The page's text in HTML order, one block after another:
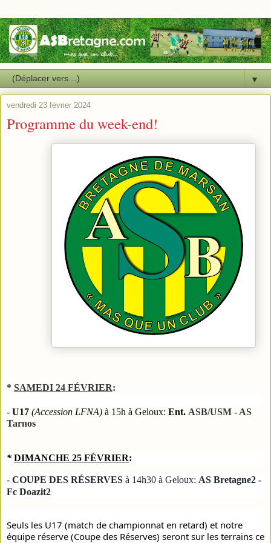
▼
vendredi 23 février 2024
Programme du week-end!
* SAMEDI 24 FÉVRIER:
- U17 (Accession LFNA) à 15h à Geloux: Ent. ASB/USM - AS
Tarnos
* DIMANCHE 25 FÉVRIER:
- COUPE DES RÉSERVES à 14h30 à Geloux: AS Bretagne2 -
Fc Doazit2
Seuls les U17 (match de championnat en retard) et notre
équipe réserve (Coupe des Réserves) seront sur les terrains ce